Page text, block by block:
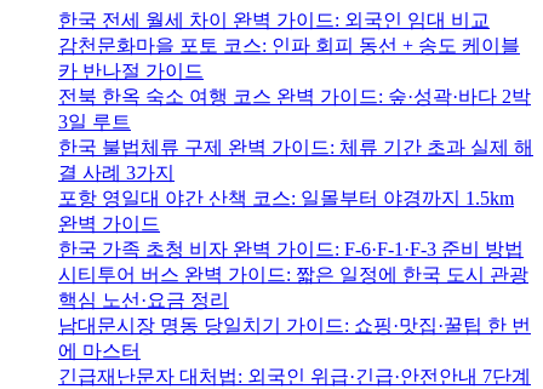
한국 전세 월세 차이 완벽 가이드: 외국인 임대 비교
감천문화마을 포토 코스: 인파 회피 동선 + 송도 케이블
카 반나절 가이드
전북 한옥 숙소 여행 코스 완벽 가이드: 숲·성곽·바다 2박
3일 루트
한국 불법체류 구제 완벽 가이드: 체류 기간 초과 실제 해
결 사례 3가지
포항 영일대 야간 산책 코스: 일몰부터 야경까지 1.5km
완벽 가이드
한국 가족 초청 비자 완벽 가이드: F-6·F-1·F-3 준비 방법
시티투어 버스 완벽 가이드: 짧은 일정에 한국 도시 관광
핵심 노선·요금 정리
남대문시장 명동 당일치기 가이드: 쇼핑·맛집·꿀팁 한 번
에 마스터
긴급재난문자 대처법: 외국인 위급·긴급·안전안내 7단계